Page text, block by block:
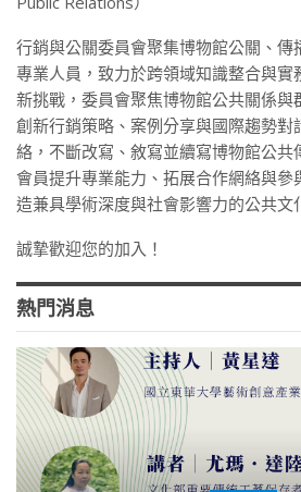
行銷與公關委員會聚集博物館公關、傳
專業人員，致力於跨領域知識整合與
新挑戰，委員會聚焦博物館公共關係與
創新行銷策略、案例分享與國際趨勢對
絡，不斷改寫、敘寫並續寫博物館公共
會員提升專業能力、拓展合作網絡與參
造兼具學術深度與社會影響力的公共文
誠摯歡迎您的加入！
熱門消息